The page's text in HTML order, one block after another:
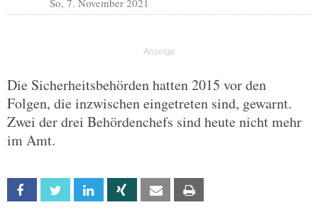
So, 7. November 2021
Die Sicherheitsbehörden hatten 2015 vor den
Folgen, die inzwischen eingetreten sind, gewarnt.
Zwei der drei Behördenchefs sind heute nicht mehr
im Amt.
Facebook Twitter Linkedin Xing Email